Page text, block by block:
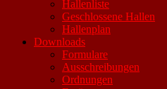
Hallenliste
Geschlossene Hallen
Hallenplan
Downloads
Formulare
Ausschreibungen
Ordnungen